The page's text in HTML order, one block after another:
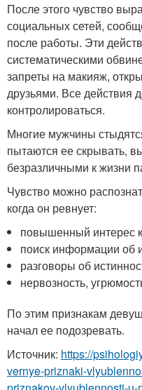
После этого чувство
социальных сетей,
после работы. Эти
систематическими
запреты на макияж,
друзьями. Все действия
контролироваться.
Многие мужчины
пытаются ее скрывать,
безразличными к жизни
Чувство можно
когда он ревнует:
повышенный интерес
поиск информации об
разговоры об
нервозность,
По этим признакам
начал ее подозревать.
Источник: https://
vernye-priznaki-